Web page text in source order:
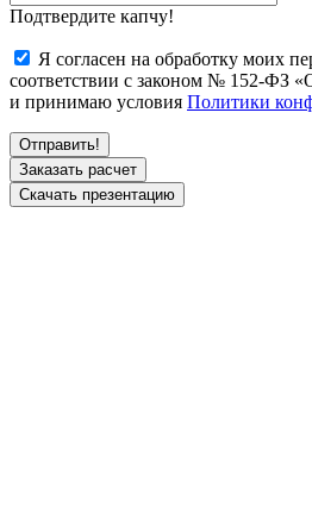
Подтвердите капчу!
Я согласен на обработку моих
соответствии с законом № 152-ФЗ
и принимаю условия Политики
Заказать расчет
Скачать презентацию